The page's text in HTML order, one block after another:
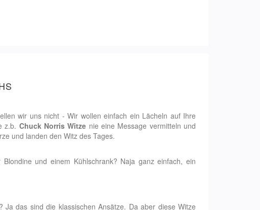
wir uns nicht - Wir wollen einfach ein Lächeln auf Ihre
z.b. Chuck Norris Witze nie eine Message vermitteln und
und landen den Witz des Tages.
und einem Kühlschrank? Naja ganz einfach, ein
das sind die klassischen Ansätze. Da aber diese Witze